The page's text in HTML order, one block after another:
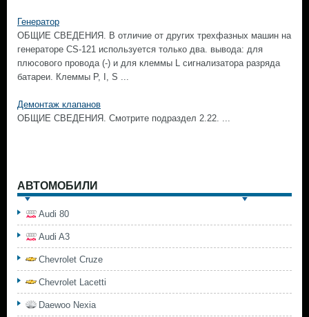
Генератор
ОБЩИЕ СВЕДЕНИЯ. В отличие от других трехфазных машин на
генераторе CS-121 используется только два. вывода: для
плюсового провода (-) и для клеммы L сигнализатора разряда
батареи. Клеммы Р, I, S ...
Демонтаж клапанов
ОБЩИЕ СВЕДЕНИЯ. Смотрите подраздел 2.22. ...
АВТОМОБИЛИ
Audi 80
Audi A3
Chevrolet Cruze
Chevrolet Lacetti
Daewoo Nexia